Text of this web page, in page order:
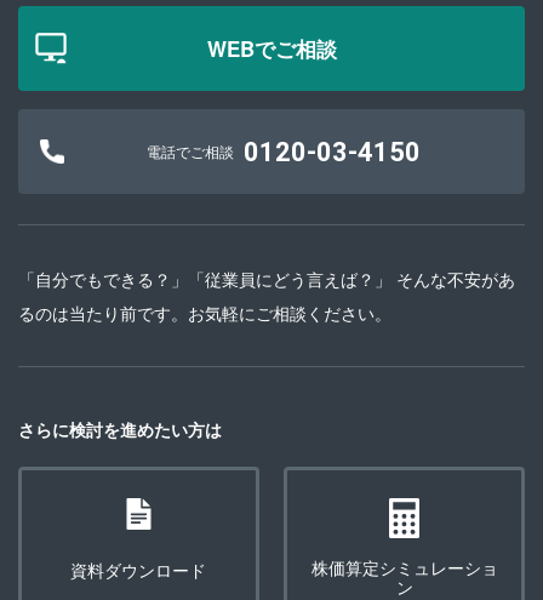
WEBでご相談
電話でご相談 0120-03-4150
「自分でもできる？」「従業員にどう言えば？」 そんな不安があ
るのは当たり前です。お気軽にご相談ください。
さらに検討を進めたい方は
資料ダウンロード
株価算定シミュレーショ
ン